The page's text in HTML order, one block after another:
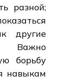
разной;
другие
Важно
борьбу
навыкам